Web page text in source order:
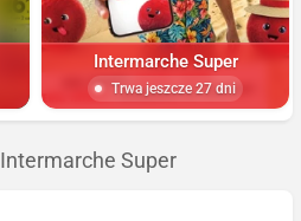
Intermarche Super
Trwa jeszcze 27 dni
Super